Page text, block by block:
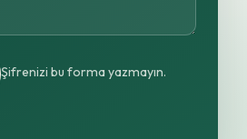
Şifrenizi bu forma yazmayın.